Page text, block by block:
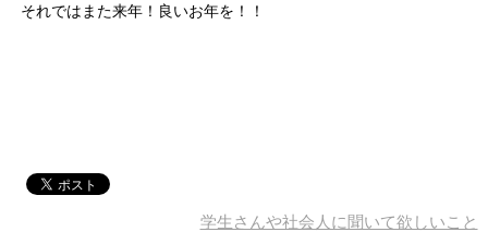
それではまた来年！良いお年を！！
学生さんや社会人に聞いて欲しいこと